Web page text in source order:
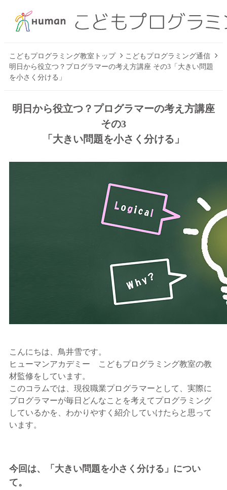
こどもプログラミング教室トップ
こどもプログラミング通信
明日から役立つ？プログラマーの考え方講座 その3「大きい問題
を小さく分ける」
明日から役立つ？プログラマーの考え方講座
その3
「大きい問題を小さく分ける」
こんにちは、鳥井雪です。
ヒューマンアカデミー こどもプログラミング教室の教
材監修をしています。
このコラムでは、現役職業プログラマーとして、実際に
プログラマーが毎日どんなことを考えてプログラミング
しているかを、わかりやすく紹介していけたらと思って
います。
今回は、「大きい問題を小さく分ける」につい
て。